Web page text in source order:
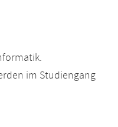
im Studiengang